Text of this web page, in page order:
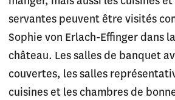
servantes peuvent être visités
Sophie von Erlach-Effinger dans
château. Les salles de banquet
couvertes, les salles
cuisines et les chambres de